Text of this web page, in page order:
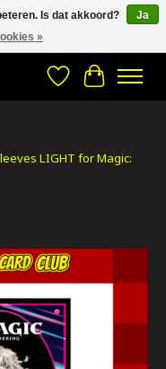
Verlanglijst
LIGHT for Magic:
Items
Is dat akkoord?
Ja
»